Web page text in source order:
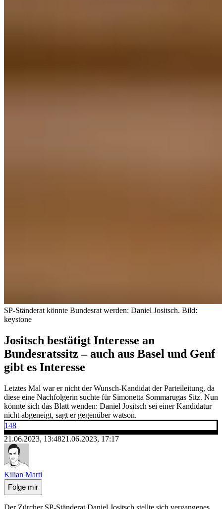
SP-Ständerat könnte Bundesrat werden: Daniel Jositsch. Bild:
keystone
Jositsch bestätigt Interesse an
Bundesratssitz – auch aus Basel und Genf
gibt es Interesse
Letztes Mal war er nicht der Wunsch-Kandidat der Parteileitung, da
diese eine Nachfolgerin suchte für Simonetta Sommarugas Sitz. Nun
könnte sich das Blatt wenden: Daniel Jositsch sei einer Kandidatur
nicht abgeneigt, sagt er gegenüber watson.
148
21.06.2023, 13:4821.06.2023, 17:17
Kilian Marti
Folge mir
Der Zürcher SP-Ständerat Daniel Jositsch stellte sich vergangenes